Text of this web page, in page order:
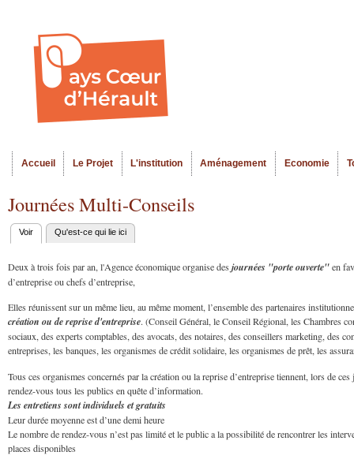
Menu principal
Accueil Le Projet L'institution Aménagement Economie
Journées Multi-Conseils
Onglets
principaux
Voir (onglet actif)
Qu'est-ce qui lie ici
Deux à trois fois par an, l'Agence économique organise des journées "porte ouverte"en
d’entreprise ou chefs d’entreprise,
Elles réunissent sur un même lieu, au même moment, l’ensemble des partenaires
création ou de reprise d'entreprise. (Conseil Général, le Conseil Régional, les Chambres
sociaux, des experts comptables, des avocats, des notaires, des conseillers marketing, des
entreprises, les banques, les organismes de crédit solidaire, les organismes de prêt, les
Tous ces organismes concernés par la création ou la reprise d’entreprise tiennent, lors de
rendez-vous tous les publics en quête d’information.
Les entretiens sont individuels et gratuits
Leur durée moyenne est d’une demi heure
Le nombre de rendez-vous n’est pas limité et le public a la possibilité de rencontrer les
places disponibles